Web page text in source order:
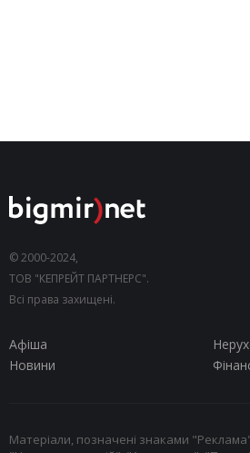
© 2000-2024,
ТОВ "КЕПРЕЙТ ПАРТНЕРС".
Всі права захищені.
Афіша
Новини
Матеріали, позначені знаками